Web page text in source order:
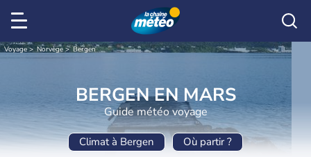
Voyage Norvège Bergen
BERGEN EN MARS
Guide météo voyage
Climat à Bergen Où partir ?